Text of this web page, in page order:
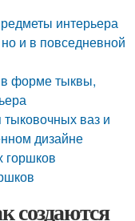
интерьера
и в повседневной
в форме тыквы,
ваз и
дизайне
горшков
создаются